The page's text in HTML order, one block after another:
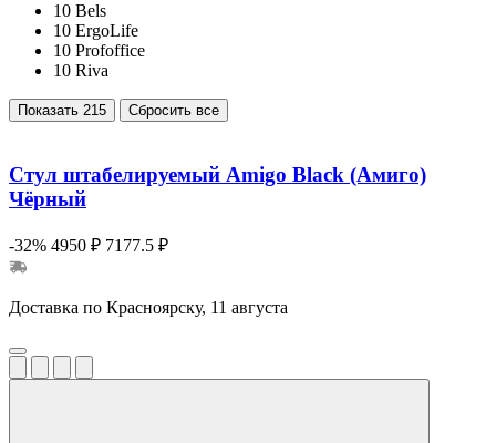
10 Bels
10 ErgoLife
10 Profoffice
10 Riva
Показать 215 Сбросить все
Стул штабелируемый Amigo Black (Амиго)
Чёрный
-32% 4950 ₽ 7177.5 ₽
Доставка по Красноярску, 11 августа